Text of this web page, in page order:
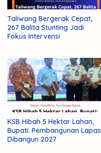
Muslimin
Taliwang Bergerak Cepat,
267 Balita Stunting Jadi
Fokus Intervensi
KSB Hibah 5 Hektar Lahan,
Bupati: Pembangunan Lapas
Dibangun 2027